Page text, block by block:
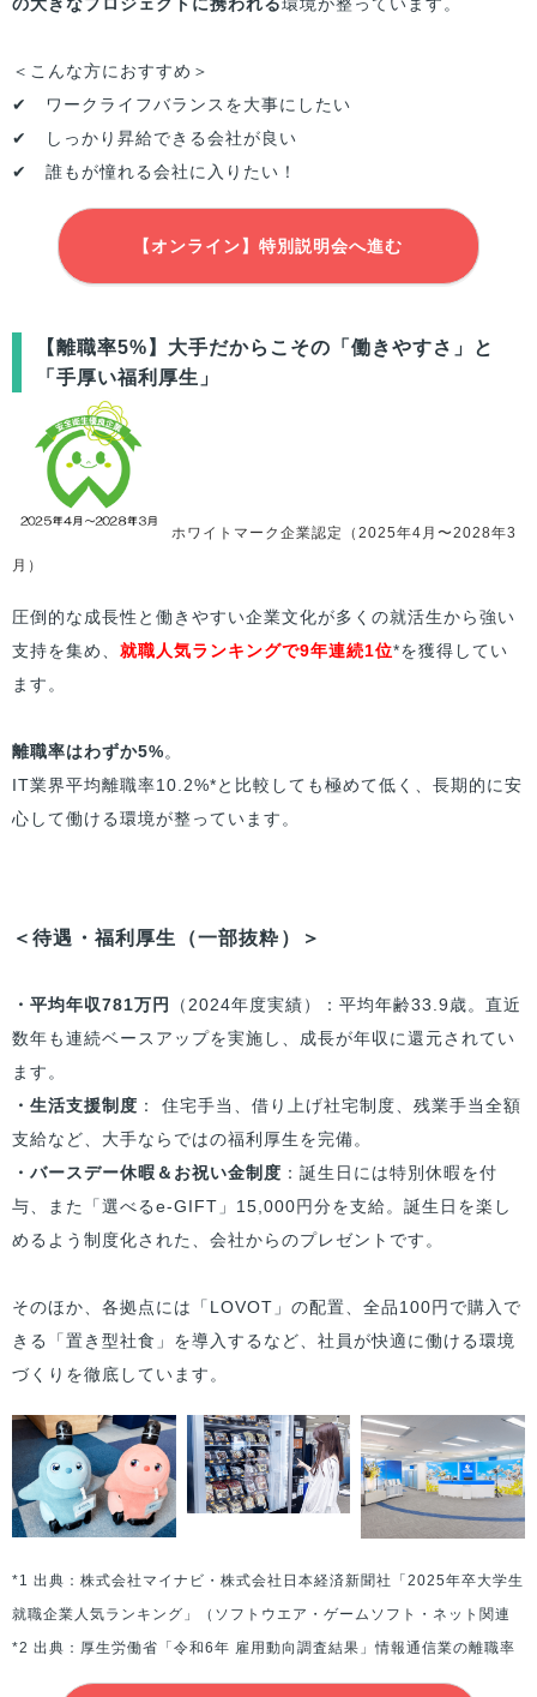
＜こんな方におすすめ＞
✔ ワークライフバランスを大事にしたい
✔ しっかり昇給できる会社が良い
✔ 誰もが憧れる会社に入りたい！
【オンライン】特別説明会へ進む
【離職率5%】大手だからこその「働きやすさ」と
「手厚い福利厚生」
ホワイトマーク企業認定（2025年4月〜2028年3
月）
圧倒的な成長性と働きやすい企業文化が多くの就活生から強い
支持を集め、 就職人気ランキングで9年連続1位*を獲得してい
ます。
離職率はわずか5%。
IT業界平均離職率10.2%*と比較しても極めて低く、長期的に安
心して働ける環境が整っています。
＜待遇・福利厚生（一部抜粋）＞
・平均年収781万円
（2024年度実績）：平均年齢33.9歳。直近
数年も連続ベースアップを実施し、成長が年収に還元されてい
ます。
・生活支援制度 ： 住宅手当、借り上げ社宅制度、残業手当全額
支給など、大手ならではの福利厚生を完備。
・バースデー休暇＆お祝い金制度 ：誕生日には特別休暇を付
与、また「選べるe-GIFT」15,000円分を支給。誕生日を楽し
めるよう制度化された、会社からのプレゼントです。
そのほか、各拠点には「LOVOT」の配置、全品100円で購入で
きる「置き型社食」を導入するなど、社員が快適に働ける環境
づくりを徹底しています。
*1 出典：株式会社マイナビ・株式会社日本経済新聞社「2025年卒大学生
就職企業人気ランキング」（ソフトウエア・ゲームソフト・ネット関連
*2 出典：厚生労働省「令和6年 雇用動向調査結果」情報通信業の離職率